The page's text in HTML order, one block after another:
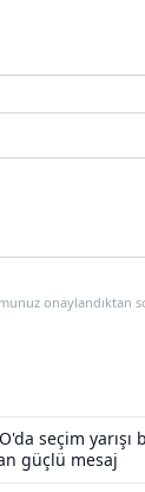
onaylandıktan
seçim yarışı
güçlü mesaj